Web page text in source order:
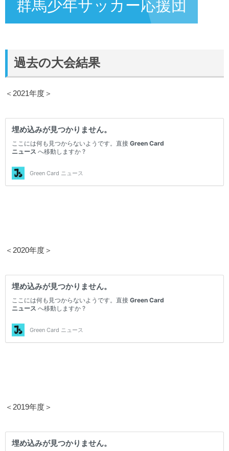
群馬少年サッカー応援団
過去の大会結果
＜2021年度＞
＜2020年度＞
＜2019年度＞